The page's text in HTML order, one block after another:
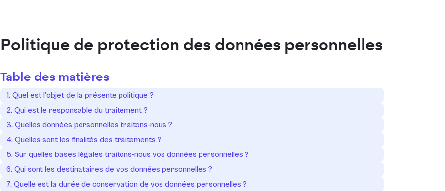
Politique de protection des données personnelles
Table des matières
1. Quel est l’objet de la présente politique ?
2. Qui est le responsable du traitement ?
3. Quelles données personnelles traitons-nous ?
4. Quelles sont les finalités des traitements ?
5. Sur quelles bases légales traitons-nous vos données personnelles ?
6. Qui sont les destinataires de vos données personnelles ?
7. Quelle est la durée de conservation de vos données personnelles ?